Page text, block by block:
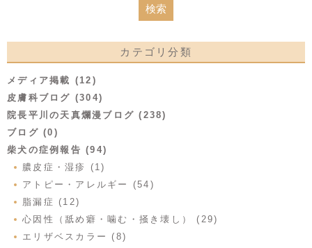
カテゴリ分類
メディア掲載 (12)
皮膚科ブログ (304)
院長平川の天真爛漫ブログ (238)
ブログ (0)
柴犬の症例報告 (94)
膿皮症・湿疹 (1)
アトピー・アレルギー (54)
脂漏症 (12)
心因性（舐め癖・噛む・掻き壊し） (29)
エリザベスカラー (8)